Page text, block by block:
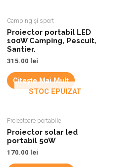
Camping și sport
Proiector portabil LED
100W Camping, Pescuit,
Santier.
315.00 lei
Citește Mai Mult
STOC EPUIZAT
Proiectoare portabile
Proiector solar led
portabil 50W
170.00 lei